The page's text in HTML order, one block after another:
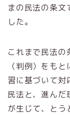
まの民法の条文
した。
これまで民法の
（判例）をも
習に基づいて対
民法と、進んだ
が生じて、とう